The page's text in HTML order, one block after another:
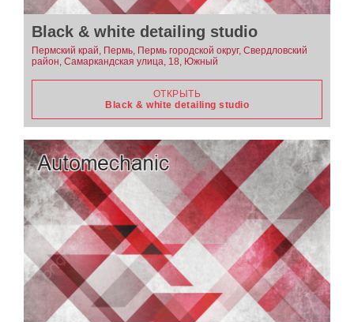
Black & white detailing studio
Пермский край, Пермь, Пермь городской округ, Свердловский
район, Самаркандская улица, 18, Южный
ОТКРЫТЬ
Black & white detailing studio